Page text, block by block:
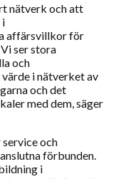
nätverk och att
i
affärsvillkor för
ser stora
och
i nätverket av
och det
med dem, säger
och
förbunden.
i